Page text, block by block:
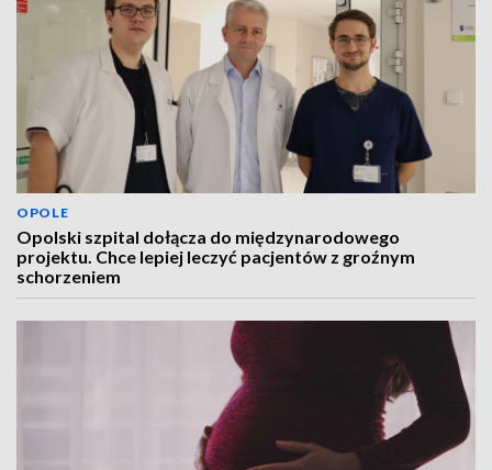
OPOLE
Opolski szpital dołącza do międzynarodowego
projektu. Chce lepiej leczyć pacjentów z groźnym
schorzeniem